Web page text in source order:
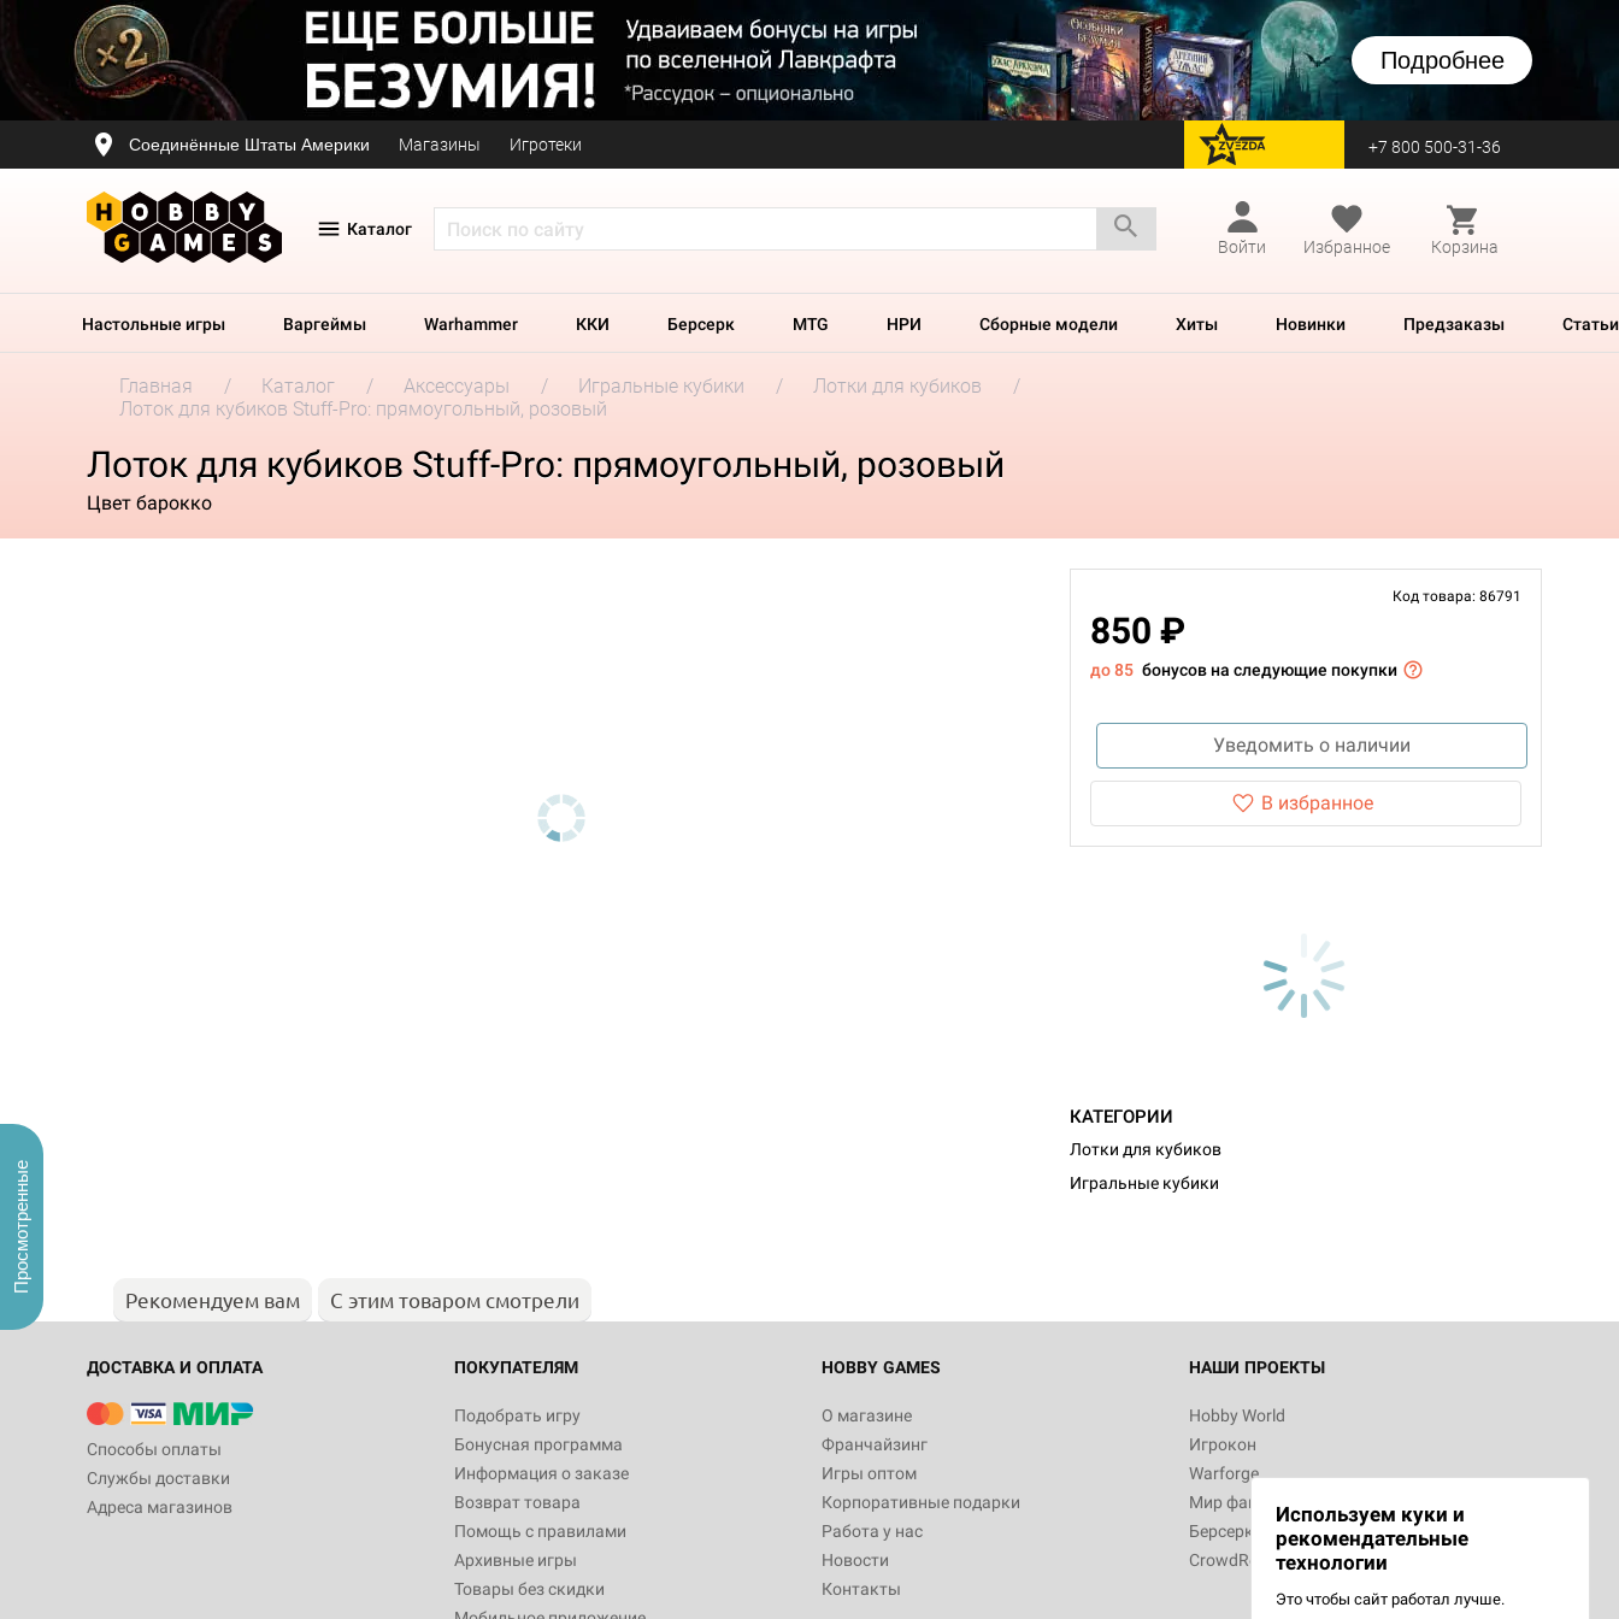
Подробнее
Соединённые Штаты Америки Магазины Игротеки перейти на Zvezda +7 800 500-31-36
Каталог
Войти
Избранное Корзина
Настольные игры Варгеймы Warhammer ККИ Берсерк MTG НРИ Сборные модели Хиты Новинки Предзаказы Статьи
Главная Каталог Аксессуары Игральные кубики
Лотки для кубиков
Лоток для кубиков Stuff-Pro: прямоугольный, розовый
Лоток для кубиков Stuff-Pro: прямоугольный, розовый
Цвет барокко
Код товара: 86791
850 ₽
до 85 бонусов на следующие покупки
Уведомить о наличии
В избранное
КАТЕГОРИИ
Лотки для кубиков
Игральные кубики
Рекомендуем вам С этим товаром смотрели
ДОСТАВКА И ОПЛАТА
Способы оплаты
Службы доставки
Адреса магазинов
ПОКУПАТЕЛЯМ
Подобрать игру
Бонусная программа
Информация о заказе
Возврат товара
Помощь с правилами
Архивные игры
Товары без скидки
HOBBY GAMES
О магазине
Франчайзинг
Игры оптом
Корпоративные подарки
Работа у нас
Новости
Контакты
НАШИ ПРОЕКТЫ
Hobby World
Игрокон
Warforge
Мир фантастики
Берсерк
CrowdRepublic
Используем куки и
рекомендательные
технологии
Это чтобы сайт работал лучше.
Просмотренные
Настольная игра Hobby World Журнал
"Мир фантастики. Спецвыпуск: Братья
империи: Боевая тревога
799
Настольная игра Hobby World Сумерки
империи. Четвёртая редакция: Грозовой
Рубеж
12 990